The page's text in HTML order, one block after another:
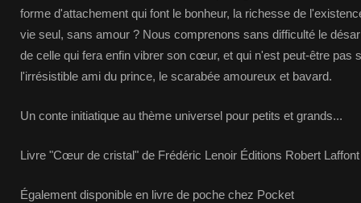
forme d'attachement qui font le bonheur, la richesse de
vie seul, sans amour ? Nous comprenons sans difficulté le
de celle qui fera enfin vibrer son cœur, et qui n'est peut-être pas
l'irrésistible ami du prince, le scarabée amoureux et bavard.
Un conte initiatique au thème universel pour petits et grands...
Livre "Cœur de cristal" de Frédéric Lenoir Éditions Robert
Également disponible en livre de poche chez Pocket